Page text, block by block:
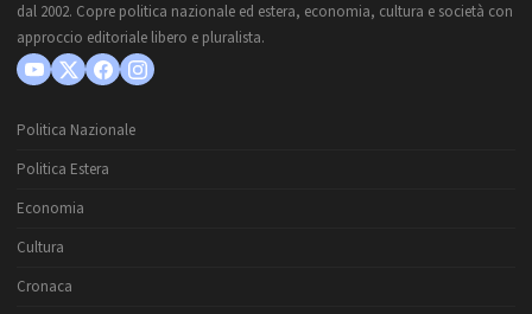
dal 2002. Copre politica nazionale ed estera, economia, cultura e società con
approccio editoriale libero e pluralista.
Politica Nazionale
Politica Estera
Economia
Cultura
Cronaca